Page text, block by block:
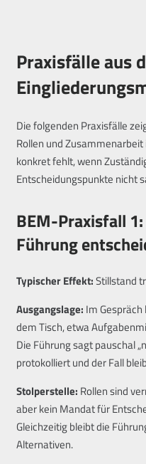
Praxisfälle aus
Die folgenden Praxisfälle
Rollen und
konkret fehlt, wenn
Entscheidungspunkte nicht
BEM-Praxisfall
Führung
Typischer Effekt:Stillstand
Ausgangslage: Im
dem Tisch, etwa
Die Führung sagt pauschal
protokolliert und der Fall
Stolperstelle: Rollen sind
aber kein Mandat für
Gleichzeitig bleibt die
Alternativen.